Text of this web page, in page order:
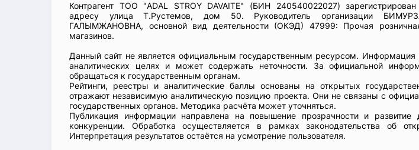
Контрагент ТОО "ADAL STROY DAVAITE" (БИН 240540022027)
адресу улица Т.Рустемов, дом 50. Руководитель организации
ГАЛЫМЖАНОВНА, основной вид деятельности (ОКЭД) 47999: Прочая
магазинов.
Данный сайт не является официальным государственным ресурсом. Информация
аналитических целях и может содержать неточности. За официальной
обращаться к государственным органам.
Рейтинги, реестры и аналитические баллы основаны на открытых
отражают независимую аналитическую позицию проекта. Они не связаны с
государственных органов. Методика расчёта может уточняться.
Публикация информации направлена на повышение прозрачности и развитие
конкуренции. Обработка осуществляется в рамках законодательства об
Интерпретация результатов остаётся на усмотрение пользователя.